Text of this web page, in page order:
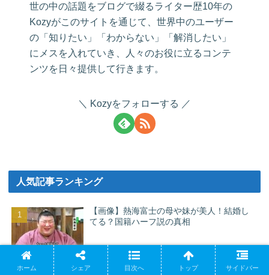
世の中の話題をブログで綴るライター歴10年の
Kozyがこのサイトを通じて、世界中のユーザー
の「知りたい」「わからない」「解消したい」
にメスを入れていき、人々のお役に立るコンテ
ンツを日々提供して行きます。
Kozyをフォローする
人気記事ランキング
【画像】熱海富士の母や妹が美人！結婚し
てる？国籍ハーフ説の真相
エビカレンダー(おもしろ荘)岡崎とたいせい
ホーム シェア 目次へ トップ サイドバー